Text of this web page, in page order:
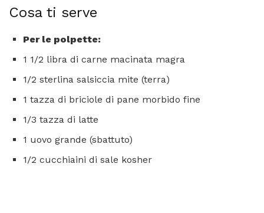
Cosa ti serve
Per le polpette:
1 1/2 libra di carne macinata magra
1/2 sterlina salsiccia mite (terra)
1 tazza di briciole di pane morbido fine
1/3 tazza di latte
1 uovo grande (sbattuto)
1/2 cucchiaini di sale kosher